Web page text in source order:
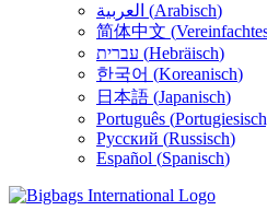
العربية (Arabisch)
简体中文 (
עברית (Hebräisch)
한국어 (Koreanisch)
日本語 (Japanisch)
Português (
Русский (Russisch)
Español (Spanisch)